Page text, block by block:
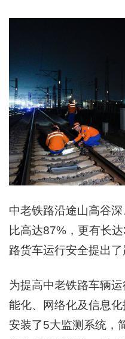
中老铁路沿途山高谷
比高达87%，更有长
路货车运行安全提出了
为提高中老铁路车辆
能化、网络化及信息
安装了5大监测系统，